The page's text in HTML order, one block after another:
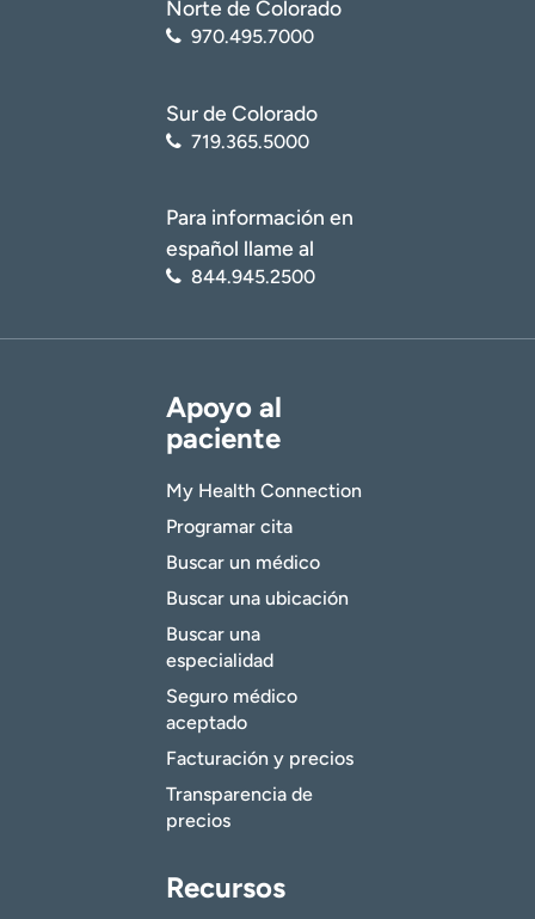
Norte de Colorado
970.495.7000
Sur de Colorado
719.365.5000
Para información en
español llame al
844.945.2500
Apoyo al
paciente
My Health Connection
Programar cita
Buscar un médico
Buscar una ubicación
Buscar una
especialidad
Seguro médico
aceptado
Facturación y precios
Transparencia de
precios
Recursos